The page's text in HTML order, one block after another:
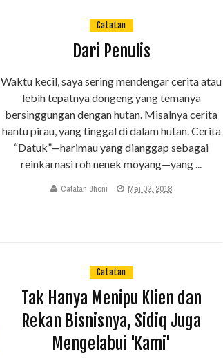
Catatan
Dari Penulis
Waktu kecil, saya sering mendengar cerita atau
lebih tepatnya dongeng yang temanya
bersinggungan dengan hutan. Misalnya cerita
hantu pirau, yang tinggal di dalam hutan. Cerita
“Datuk”—harimau yang dianggap sebagai
reinkarnasi roh nenek moyang—yang ...
Catatan Jhoni Mei 02, 2018
Catatan
Tak Hanya Menipu Klien dan
Rekan Bisnisnya, Sidiq Juga
Mengelabui 'Kami'